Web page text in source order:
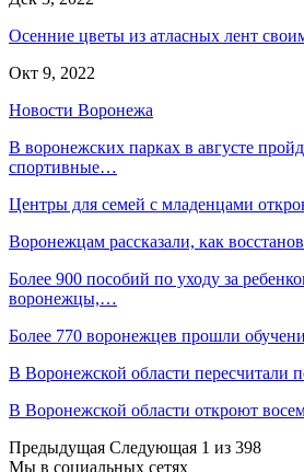
Осенние цветы из атласных лент
Окт 9, 2022
Новости Воронежа
В воронежских парках в августе
спортивные…
Центры для семей с младенцами
Воронежцам рассказали, как
Более 900 пособий по уходу за
воронежцы,…
Более 770 воронежцев прошли
В Воронежской области пересчитали
В Воронежской области откроют
Предыдущая Следующая 1 из 398
Мы в социальных сетях